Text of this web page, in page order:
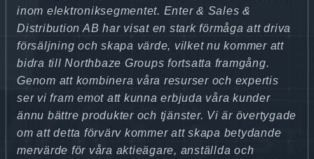
inom elektroniksegmentet. Enter & Sales &
Distribution AB har visat en stark förmåga att driva
försäljning och skapa värde, vilket nu kommer att
bidra till Northbaze Groups fortsatta framgång.
Genom att kombinera våra resurser och expertis
ser vi fram emot att kunna erbjuda våra kunder
ännu bättre produkter och tjänster. Vi är övertygade
om att detta förvärv kommer att skapa betydande
mervärde för våra aktieägare, anställda och